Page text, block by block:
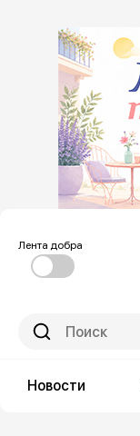
Лента добра
Новости